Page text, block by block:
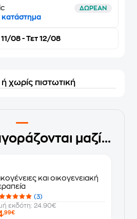
ΔΩΡΕΑΝ
κατάστημα
11/08 - Τετ 12/08
χωρίς πιστωτική
μαζί...
και οικογενειακή
(3)
εκδότη: 24.90€
,99€